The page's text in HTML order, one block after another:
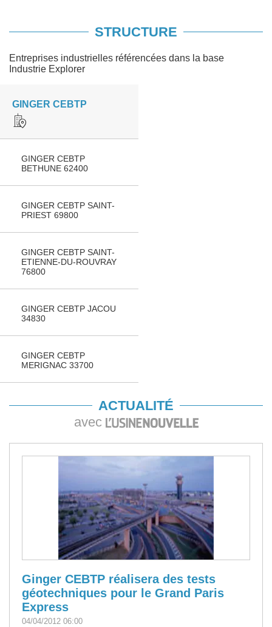
STRUCTURE
Entreprises industrielles référencées dans la base
Industrie Explorer
GINGER CEBTP
GINGER CEBTP
BETHUNE 62400
GINGER CEBTP SAINT-
PRIEST 69800
GINGER CEBTP SAINT-
ETIENNE-DU-ROUVRAY
76800
GINGER CEBTP JACOU
34830
GINGER CEBTP
MERIGNAC 33700
ACTUALITÉ
avec
Ginger CEBTP réalisera des tests
géotechniques pour le Grand Paris
Express
04/04/2012 06:00